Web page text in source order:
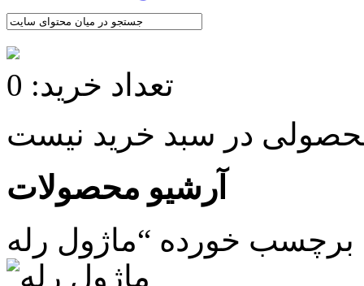
تعداد خرید: 0
آرشیو محصولات